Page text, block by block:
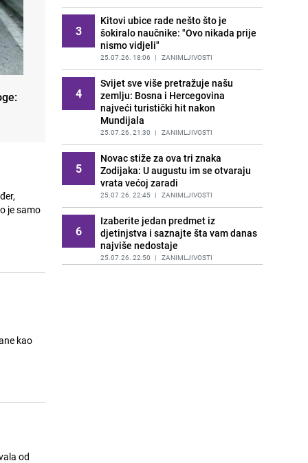
je samo
od
14
Mozgalica koja je 'posvađala'
internet: Možete li vi pronaći broj
koji nedostaje?
PRIJE OKO 13H ZANIMLJIVOSTI
15
Od jedne saksije do male bašte: Sve
što možete uzgojiti na balkonu
ovoga mjeseca
PRIJE 2 DANA | ZANIMLJIVOSTI
3
Kitovi ubice rade nešto što je
šokiralo naučnike: "Ovo nikada prije
nismo vidjeli"
25.07.26. 18:06 | ZANIMLJIVOSTI
4
Svijet sve više pretražuje našu
zemlju: Bosna i Hercegovina
najveći turistički hit nakon
Mundijala
25.07.26. 21:30 | ZANIMLJIVOSTI
5
Novac stiže za ova tri znaka
Zodijaka: U augustu im se otvaraju
vrata većoj zaradi
25.07.26. 22:45 | ZANIMLJIVOSTI
6
Izaberite jedan predmet iz
djetinjstva i saznajte šta vam danas
najviše nedostaje
25.07.26. 22:50 | ZANIMLJIVOSTI